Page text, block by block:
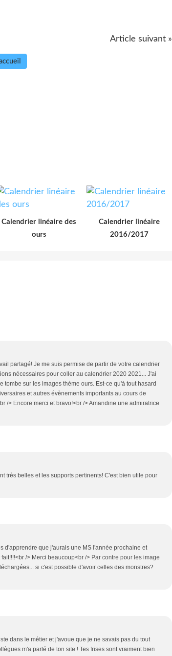
Article suivant »
Calendrier linéaire des
ours
Calendrier linéaire
2016/2017
partagé! Je me suis permise de partir de votre calendrier
nécessaires pour coller au calendrier 2020 2021... J'ai
sur les images thème ours. Est-ce qu'à tout hasard
et autres évènements importants au cours de
/> Encore merci et bravo!<br /> Amandine une admiratrice
très belles et les supports pertinents! C'est bien utile pour
d'apprendre que j'aurais une MS l'année prochaine et
/> Merci beaucoup<br /> Par contre pour les image
si c'est possible d'avoir celles des monstres?
dans le métier et j'avoue que je ne savais pas du tout
m'a parlé de ton site ! Tes frises sont vraiment bien